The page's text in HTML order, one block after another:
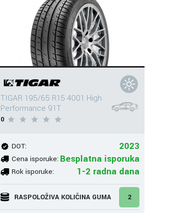
TIGAR 195/65 R15 4001 High
Performance 91T
0
DOT: 2023
Cena isporuke: Besplatna isporuka
Rok isporuke: 1-2 radna dana
RASPOLOŽIVA KOLIČINA GUMA 2